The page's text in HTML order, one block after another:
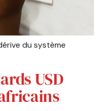
du système
USD